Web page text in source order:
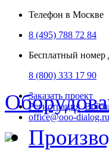
Телефон в Москве
8 (495) 788 72 84
Бесплатный номер
8 (800) 333 17 90
Заказать проект
Регистрация Войти
office@ooo-dialog.ru